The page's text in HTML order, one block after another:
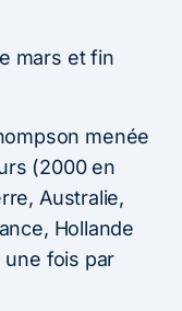
mars et fin
menée
(2000 en
Australie,
Hollande
une fois par